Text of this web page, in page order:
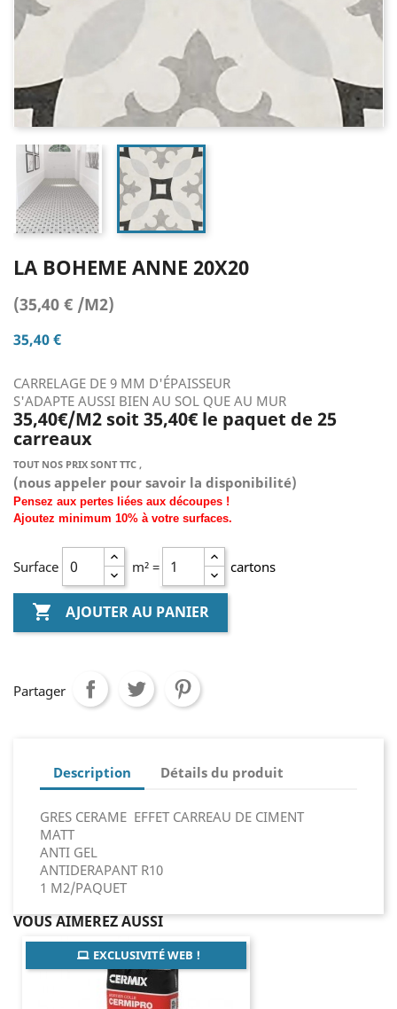
LA BOHEME ANNE 20X20
(35,40 € /M2)
35,40 €
CARRELAGE DE 9 MM D'ÉPAISSEUR
S'ADAPTE AUSSI BIEN AU SOL QUE AU MUR
35,40€/M2 soit 35,40€ le paquet de 25
carreaux
TOUT NOS PRIX SONT TTC ,
(nous appeler pour savoir la disponibilité)
Pensez aux pertes liées aux découpes !
Ajoutez minimum 10% à votre surfaces.
Surface m² = cartons
 AJOUTER AU PANIER
Partager
Description Détails du produit
GRES CERAME EFFET CARREAU DE CIMENT
MATT
ANTI GEL
ANTIDERAPANT R10
1 M2/PAQUET
VOUS AIMEREZ AUSSI
EXCLUSIVITÉ WEB !